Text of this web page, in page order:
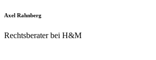
Axel Rahnberg
Rechtsberater bei H&M